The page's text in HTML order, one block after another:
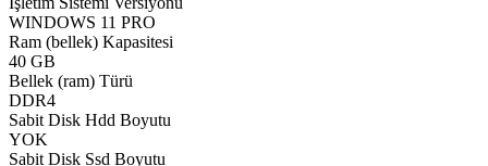
WINDOWS 11 PRO
Ram (bellek) Kapasitesi
40 GB
Bellek (ram) Türü
DDR4
Sabit Disk Hdd Boyutu
YOK
Sabit Disk Ssd Boyutu